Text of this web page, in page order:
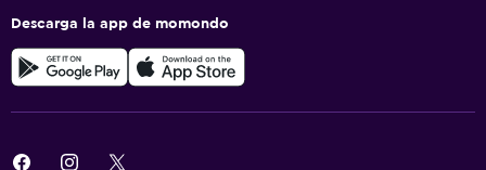
Descarga la app de momondo